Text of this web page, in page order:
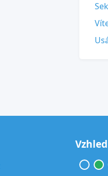
Vzhled